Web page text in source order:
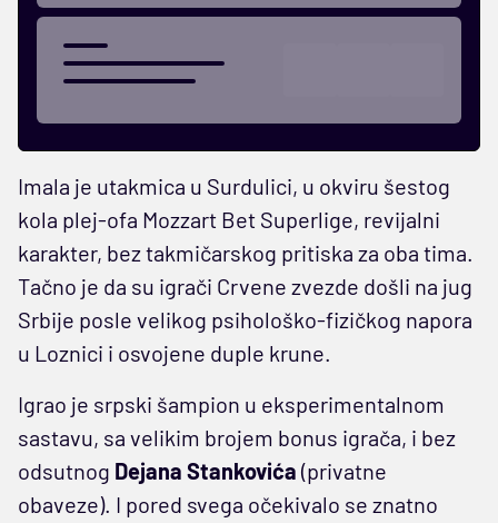
Imala je utakmica u Surdulici, u okviru šestog
kola plej-ofa Mozzart Bet Superlige, revijalni
karakter, bez takmičarskog pritiska za oba tima.
Tačno je da su igrači Crvene zvezde došli na jug
Srbije posle velikog psihološko-fizičkog napora
u Loznici i osvojene duple krune.
Igrao je srpski šampion u eksperimentalnom
sastavu, sa velikim brojem bonus igrača, i bez
odsutnog Dejana Stankovića (privatne
obaveze). I pored svega očekivalo se znatno